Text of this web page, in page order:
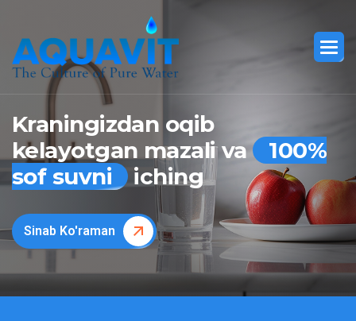
Kraningizdan oqib
kelayotgan mazali va
100%
sof suvni
iching
Sinab Ko'raman